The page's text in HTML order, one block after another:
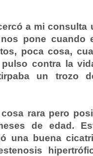
a mi consulta
pone cuando
poca cosa,
contra la
un trozo
rara pero
de edad.
una buena